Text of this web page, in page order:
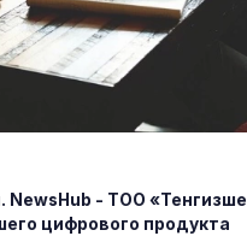
NewsHub - ТОО
цифрового продукта